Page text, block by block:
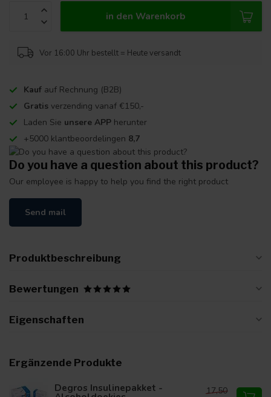
in den Warenkorb
Vor 16:00 Uhr bestellt = Heute versandt
Kauf auf Rechnung (B2B)
Gratis verzending vanaf €150,-
Laden Sie unsere APP herunter
+5000 klantbeoordelingen 8,7
Do you have a question about this product?
Our employee is happy to help you find the right product
Send mail
Produktbeschreibung
Bewertungen
Eigenschaften
Ergänzende Produkte
Degros Insulinepakket - 17,50